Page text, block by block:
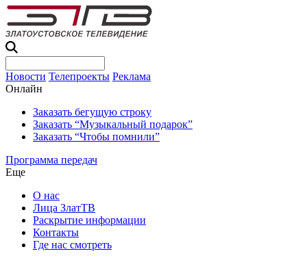
Новости Телепроекты Реклама
Онлайн
Заказать бегущую строку
Заказать “Музыкальный подарок”
Заказать “Чтобы помнили”
Программа передач
Еще
О нас
Лица ЗлатТВ
Раскрытие информации
Контакты
Где нас смотреть